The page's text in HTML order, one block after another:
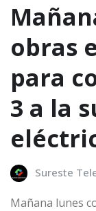
obras
para
3 a la
Sureste
Mañana lunes